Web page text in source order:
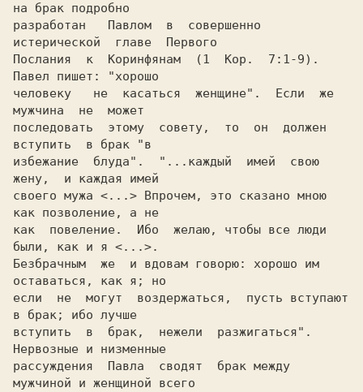
на брак подробно
разработан   Павлом  в  совершенно
истерической  главе  Первого
Послания  к  Коринфянам  (1  Кор.  7:1-9).
Павел пишет: "хорошо
человеку   не  касаться  женщине".  Если  же
мужчина  не  может
последовать  этому  совету,  то  он  должен
вступить  в брак "в
избежание  блуда".  "...каждый  имей  свою
жену,  и каждая имей
своего мужа <...> Впрочем, это сказано мною
как позволение, а не
как  повеление.  Ибо  желаю, чтобы все люди
были, как и я <...>.
Безбрачным  же  и вдовам говорю: хорошо им
оставаться, как я; но
если  не  могут  воздержаться,  пусть вступают
в брак; ибо лучше
вступить  в  брак,  нежели  разжигаться".
Нервозные и низменные
рассуждения  Павла  сводят  брак между
мужчиной и женщиной всего